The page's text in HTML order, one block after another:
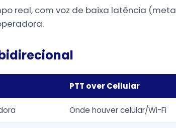
real, com voz de baixa latência
PTT over Cellular
Onde houver celular/Wi-Fi